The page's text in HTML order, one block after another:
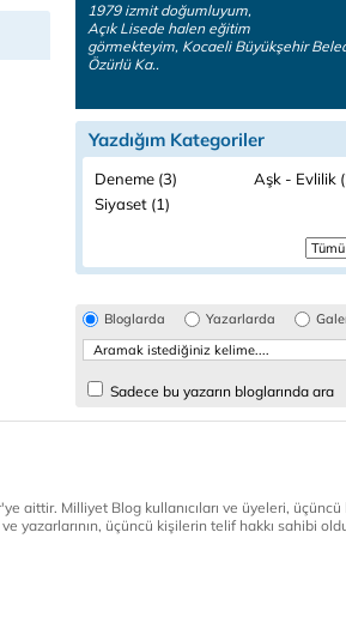
1979 izmit doğumluyum,
Açık Lisede halen eğitim
görmekteyim, Kocaeli Büyükşehir
Özürlü Ka..
Yazdığım Kategoriler
Deneme (3)
Aşk - Evlilik
Siyaset (1)
Bloglarda Yazarlarda
Sadece bu yazarın bloglarında ara
aittir. Milliyet Blog kullanıcıları ve üyeleri,
yazarlarının, üçüncü kişilerin telif hakkı sahibi